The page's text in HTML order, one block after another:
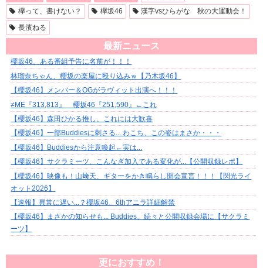
欅って、書けない？
欅坂46
漢字vsひらがな 秋の大運動会！
長濱ねる
最新ニュース
櫻坂46、ある番組予告に名前が！！！
林瑠奈ちゃん、櫻坂の楽屋に殴り込みｗ【乃木坂46】
【櫻坂46】メンバー＆OGがラヴィット出演へ！！！
≠ME『313,813』 櫻坂46『251,590』←これ
【櫻坂46】森田ひかる推し、これには大歓喜
【櫻坂46】一部Buddiesに刺さる... わこち、この姿はまさか・・・
【櫻坂46】Buddiesから注意喚起←実は...
【櫻坂46】サクラミーツ、こんなぎ加入である変化が...【公開収録レポ】
【櫻坂46】映像も！山﨑天、ギターをかき鳴らし開会宣言！！！【閃光ライ
オット2026】
【速報】異常に遅い...？櫻坂46、6thアニラ詳細解禁
【櫻坂46】まさかの知らせも... Buddies、続々と公開収録会場に【サクラミ
ーツ】
更におすすめ！